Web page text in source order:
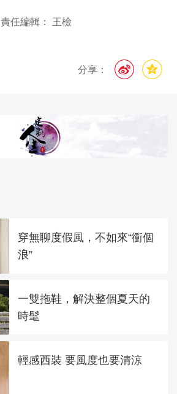
責任編輯： 王檢
分享：
穿無聊度假風，不如來“衝個
浪”
一雙拖鞋，解決整個夏天的
時髦
輕感西裝 要風度也要清涼